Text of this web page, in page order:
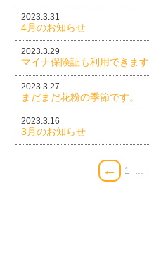
2023.3.31
4月のお知らせ
2023.3.29
マイナ保険証も利用できます
2023.3.27
まだまだ花粉の季節です。
2023.3.16
3月のお知らせ
← 1